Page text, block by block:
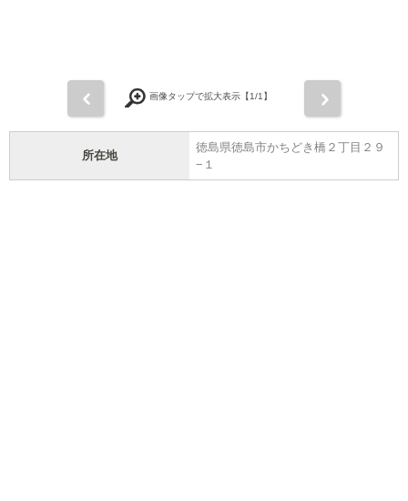
前 画像タップで拡大表示【1/1】
所在地
徳島県徳島市かちどき橋２丁目２９
−１